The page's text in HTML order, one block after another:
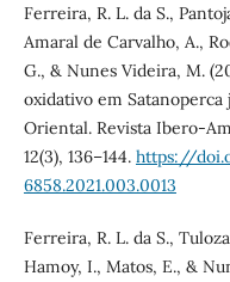
Ferreira, R. L. da S.,
Amaral de Carvalho, A.,
G., & Nunes Videira, M.
oxidativo em
Oriental. Revista Ibero-
12(3), 136–144. https://
6858.2021.003.0013
Ferreira, R. L. da S.,
Hamoy, I., Matos, E., &